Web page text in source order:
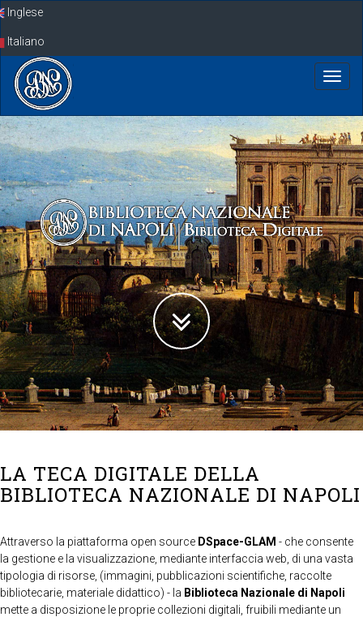
SkipInglese
Italiano
LA TECA DIGITALE DELLA
BIBLIOTECA NAZIONALE DI NAPOLI
Attraverso la piattaforma open source DSpace-GLAM - che consente
la gestione e la visualizzazione, mediante interfaccia web, di una vasta
tipologia di risorse, (immagini, pubblicazioni scientifiche, raccolte
bibliotecarie, materiale didattico) - la Biblioteca Nazionale di Napoli
mette a disposizione le proprie collezioni digitali, fruibili mediante un